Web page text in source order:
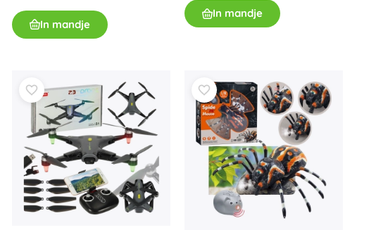
In mandje
In mandje